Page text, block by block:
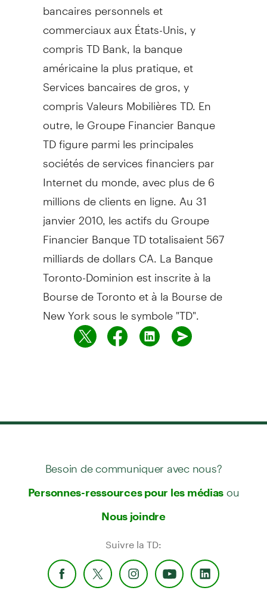
bancaires personnels et
commerciaux aux États-Unis, y
compris TD Bank, la banque
américaine la plus pratique, et
Services bancaires de gros, y
compris Valeurs Mobilières TD. En
outre, le Groupe Financier Banque
TD figure parmi les principales
sociétés de services financiers par
Internet du monde, avec plus de 6
millions de clients en ligne. Au 31
janvier 2010, les actifs du Groupe
Financier Banque TD totalisaient 567
milliards de dollars CA. La Banque
Toronto-Dominion est inscrite à la
Bourse de Toronto et à la Bourse de
New York sous le symbole "TD".
Besoin de communiquer avec nous?
Personnes-ressources pour les médias ou
Nous joindre
Suivre la TD: